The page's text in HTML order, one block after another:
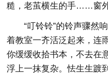
糙，老茧横生的手……窗
“叮铃铃”的铃声骤然
着教室一齐活泛起来，连
你缓缓收拾书本，不去在
浮上一抹复杂。怯生生踱